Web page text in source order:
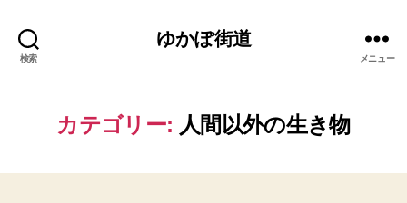
検索
ゆかぽ街道
メニュー
カテゴリー: 人間以外の生き物